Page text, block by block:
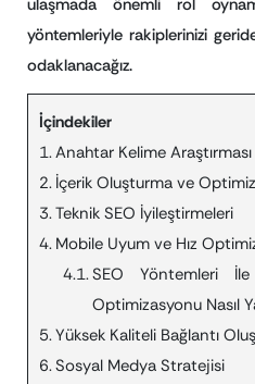
yöntemleriyle rakiplerinizi
odaklanacağız.
İçindekiler
Anahtar Kelime Araştırması
İçerik Oluşturma ve
Teknik SEO İyileştirmeleri
Mobile Uyum ve Hız
SEO Yöntemleri
Optimizasyonu Nasıl
Yüksek Kaliteli Bağlantı
Sosyal Medya Stratejisi